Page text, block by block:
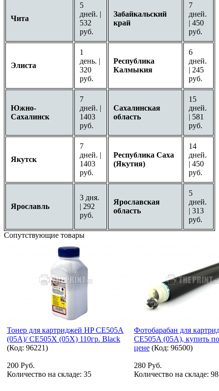
Чита
5
дней. |
532
руб.
Забайкальский
край
7
дней.
| 450
руб.
Элиста
1
день. |
320
руб.
Республика
Калмыкия
6
дней.
| 245
руб.
Южно-
Сахалинск
7
дней. |
1403
руб.
Сахалинская
область
15
дней.
| 581
руб.
Якутск
7
дней. |
1403
руб.
Республика Саха
(Якутия)
14
дней.
| 450
руб.
Ярославль
3 дня.
| 292
руб.
Ярославская
область
5
дней.
| 313
руб.
Сопутствующие товары
Тонер для картриджей HP CE505A
(05A)/ CE505X (05X) 110гр. Black
(Код: 96221)
200 Руб.
Количество на складе: 35
Фотобарабан для
CE505A (05A), купить
цене (Код: 96500)
280 Руб.
Количество на складе: 98